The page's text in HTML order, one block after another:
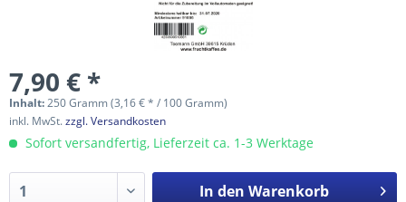
7,90 € *
Inhalt:250 Gramm (3,16 € * / 100 Gramm)
inkl. MwSt.zzgl. Versandkosten
Sofort versandfertig, Lieferzeit ca. 1-3 Werktage
In den Warenkorb